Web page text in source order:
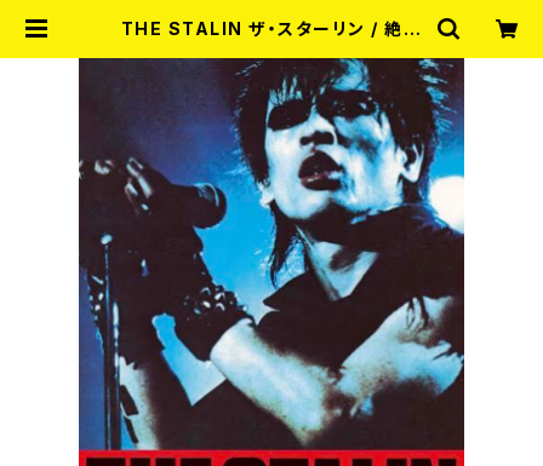
THE STALIN ザ・スターリン / 絶賛
on DVD | RECORD SHOP MISE
RY